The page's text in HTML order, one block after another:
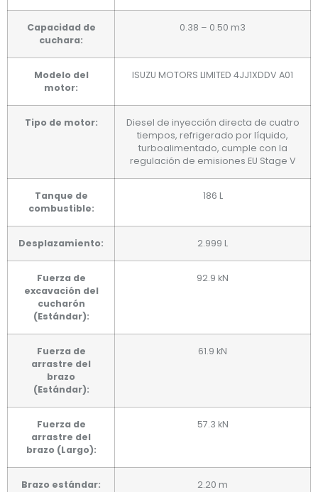
Capacidad de
cuchara:
0.38 – 0.50 m3
Modelo del
motor:
ISUZU MOTORS LIMITED 4JJ1XDDV A01
Tipo de motor:
Diesel de inyección directa de cuatro
tiempos, refrigerado por líquido,
turboalimentado, cumple con la
regulación de emisiones EU Stage V
Tanque de
combustible:
186 L
Desplazamiento: 2.999 L
Fuerza de
excavación del
cucharón
(Estándar):
92.9 kN
Fuerza de
arrastre del
brazo
(Estándar):
61.9 kN
Fuerza de
arrastre del
brazo (Largo):
57.3 kN
Brazo estándar: 2.20 m